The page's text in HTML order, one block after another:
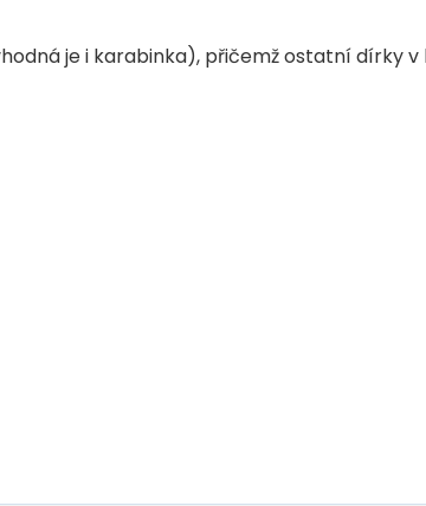
je i karabinka), přičemž ostatní dírky